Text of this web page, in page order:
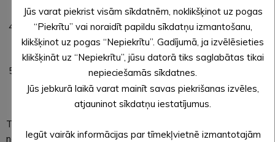
ir 25 personas, neskaitot garīgo un kalpojošo personālu.
Reliģiskās organizācijas nodrošina roku dezinfekcijas
līdzekļa pieejamību pie dievnamu ieejas un aicina
apmeklētājus lietot sejas maskas.
Reliģiskās organizācijas sadarbojas ar Valsts policiju un
citām institūcijām sabiedriskās kārtības un
epidemioloģisko prasību nodrošināšanai.
Tādējādi ikviens ir stingri aicināms palikt mājās un
neapmeklēt dievnamus Lieldienu dievkalpojumu laikā, lai
Jūs varat piekrist visām sīkdatnēm, noklikšķinot uz pogas
“Piekrītu” vai noraidīt papildu sīkdatņu izmantošanu,
klikšķinot uz pogas “Nepiekrītu”. Gadījumā, ja izvēlēsieties
klikšķināt uz “Nepiekrītu”, jūsu datorā tiks saglabātas tikai
nepieciešamās sīkdatnes.
Jūs jebkurā laikā varat mainīt savas piekrišanas izvēles,
atjauninot sīkdatņu iestatījumus.
Iegūt vairāk informācijas par tīmekļvietnē izmantotajām